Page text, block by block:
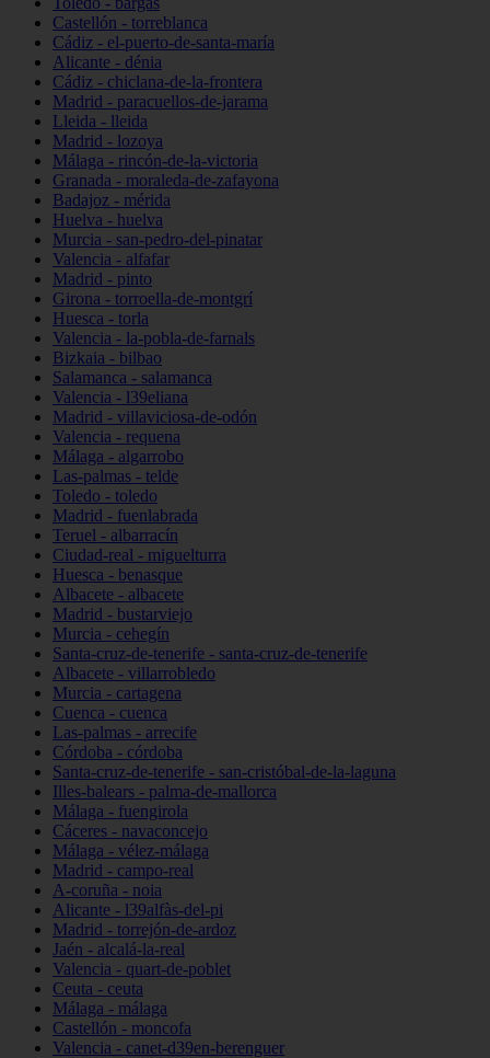
Castellón - torreblanca
Cádiz - el-puerto-de-santa-maría
Alicante - dénia
Cádiz - chiclana-de-la-frontera
Madrid - paracuellos-de-jarama
Lleida - lleida
Madrid - lozoya
Málaga - rincón-de-la-victoria
Granada - moraleda-de-zafayona
Badajoz - mérida
Huelva - huelva
Murcia - san-pedro-del-pinatar
Valencia - alfafar
Madrid - pinto
Girona - torroella-de-montgrí
Huesca - torla
Valencia - la-pobla-de-farnals
Bizkaia - bilbao
Salamanca - salamanca
Valencia - l39eliana
Madrid - villaviciosa-de-odón
Valencia - requena
Málaga - algarrobo
Las-palmas - telde
Toledo - toledo
Madrid - fuenlabrada
Teruel - albarracín
Ciudad-real - miguelturra
Huesca - benasque
Albacete - albacete
Madrid - bustarviejo
Murcia - cehegín
Santa-cruz-de-tenerife - santa-cruz-de-tenerife
Albacete - villarrobledo
Murcia - cartagena
Cuenca - cuenca
Las-palmas - arrecife
Córdoba - córdoba
Santa-cruz-de-tenerife - san-cristóbal-de-la-laguna
Illes-balears - palma-de-mallorca
Málaga - fuengirola
Cáceres - navaconcejo
Málaga - vélez-málaga
Madrid - campo-real
A-coruña - noia
Alicante - l39alfàs-del-pi
Madrid - torrejón-de-ardoz
Jaén - alcalá-la-real
Valencia - quart-de-poblet
Ceuta - ceuta
Málaga - málaga
Castellón - moncofa
Valencia - canet-d39en-berenguer